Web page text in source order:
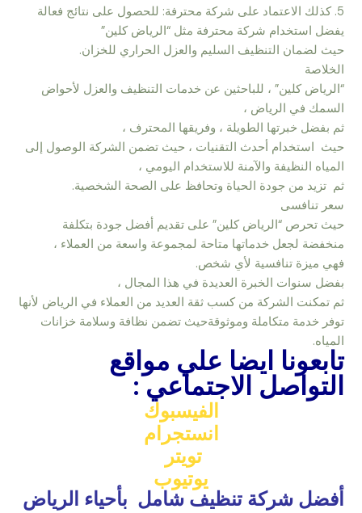
5. كذلك الاعتماد على شركة محترفة: للحصول على نتائج فعالة
يفضل استخدام شركة محترفة مثل “الرياض كلين”
حيث لضمان التنظيف السليم والعزل الحراري للخزان.
الخلاصة
“الرياض كلين” ، للباحثين عن خدمات التنظيف والعزل لأحواض
السمك في الرياض ،
ثم بفضل خبرتها الطويلة ، وفريقها المحترف ،
حيث استخدام أحدث التقنيات ، حيث تضمن الشركة الوصول إلى
المياه النظيفة والآمنة للاستخدام اليومي ،
ثم تزيد من جودة الحياة وتحافظ على الصحة الشخصية.
سعر تنافسى
حيث تحرص “الرياض كلين” على تقديم أفضل جودة بتكلفة
منخفضة لجعل خدماتها متاحة لمجموعة واسعة من العملاء ،
فهي ميزة تنافسية لأي شخص.
بفضل سنوات الخبرة العديدة في هذا المجال ،
ثم تمكنت الشركة من كسب ثقة العديد من العملاء في الرياض لأنها
توفر خدمة متكاملة وموثوقةحيث تضمن نظافة وسلامة خزانات
المياه.
تابعونا ايضا علي مواقع
التواصل الاجتماعي :
الفيسبوك
انستجرام
تويتر
يوتيوب
أفضل شركة تنظيف شامل بأحياء الرياض